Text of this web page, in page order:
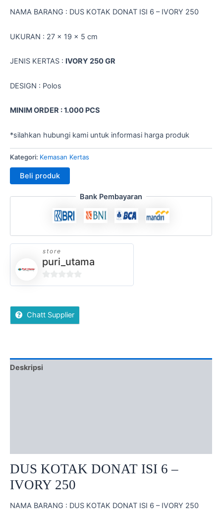
NAMA BARANG : DUS KOTAK DONAT ISI 6 – IVORY 250
UKURAN : 27 x 19 x 5 cm
JENIS KERTAS : IVORY 250 GR
DESIGN : Polos
MINIM ORDER : 1.000 PCS
*silahkan hubungi kami untuk informasi harga produk
Kategori: Kemasan Kertas
Beli produk
Bank Pembayaran
store
puri_utama
0
of
5
Chatt Supplier
Deskripsi
DUS KOTAK DONAT ISI 6 –
IVORY 250
NAMA BARANG : DUS KOTAK DONAT ISI 6 – IVORY 250